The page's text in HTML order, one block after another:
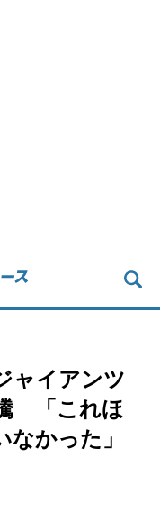
ャイアンツ
「これほ
かった」